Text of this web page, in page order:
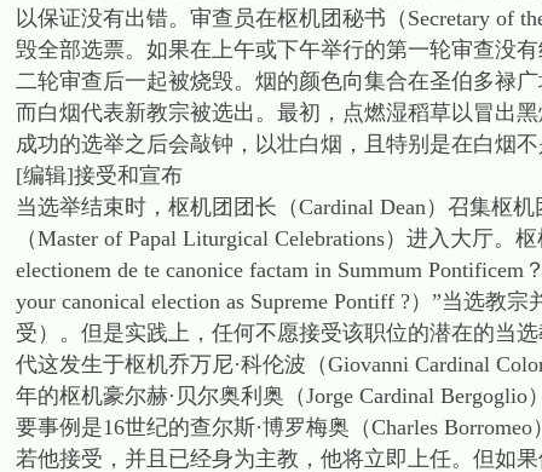
以保证没有出错。审查员在枢机团秘书（Secretary of
毁全部选票。如果在上午或下午举行的第一轮审查没
二轮审查后一起被烧毁。烟的颜色向集合在圣伯多禄
而白烟代表新教宗被选出。最初，点燃湿稻草以冒出
成功的选举之后会敲钟，以壮白烟，且特别是在白烟
[编辑]接受和宣布
当选举结束时，枢机团团长（Cardinal Dean）召集枢
（Master of Papal Liturgical Celebrations）进入大厅
electionem de te canonice factam in Summum
your canonical election as Supreme Pontiff ?）”当选教
受）。但是实践上，任何不愿接受该职位的潜在的当
代这发生于枢机乔万尼·科伦波（Giovanni Cardinal
年的枢机豪尔赫·贝尔奥利奥（Jorge Cardinal
要事例是16世纪的查尔斯·博罗梅奥（Charles Borromeo
若他接受，并且已经身为主教，他将立即上任。但如